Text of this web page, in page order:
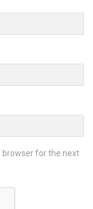
browser for the next